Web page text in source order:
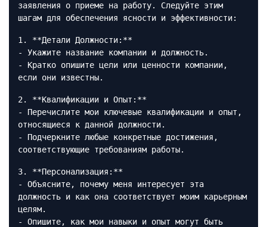
заявления о приеме на работу. Следуйте этим
шагам для обеспечения ясности и эффективности:
1. **Детали Должности:**
- Укажите название компании и должность.
- Кратко опишите цели или ценности компании,
если они известны.
2. **Квалификации и Опыт:**
- Перечислите мои ключевые квалификации и опыт,
относящиеся к данной должности.
- Подчеркните любые конкретные достижения,
соответствующие требованиям работы.
3. **Персонализация:**
- Объясните, почему меня интересует эта
должность и как она соответствует моим карьерным
целям.
- Опишите, как мои навыки и опыт могут быть